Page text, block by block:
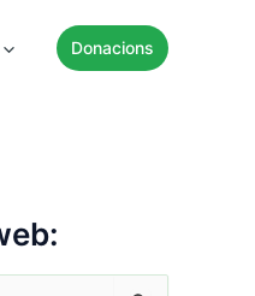
Donacions